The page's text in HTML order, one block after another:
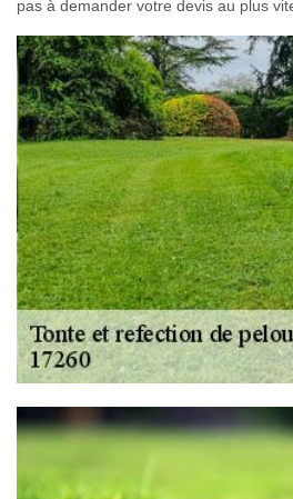
pas à demander votre devis au plus